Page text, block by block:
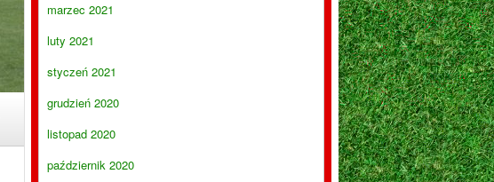
marzec 2021
luty 2021
styczeń 2021
grudzień 2020
listopad 2020
październik 2020